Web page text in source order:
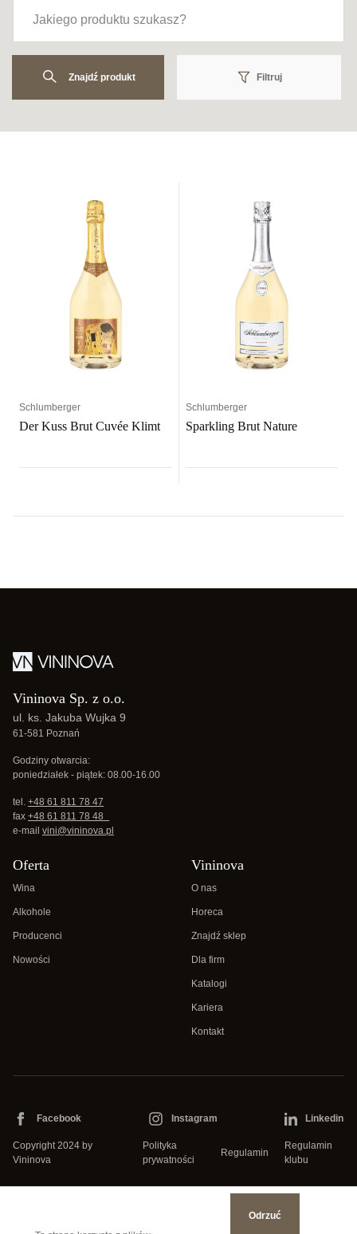
Znajdź produkt Filtruj
Schlumberger
Der Kuss Brut Cuvée Klimt
Schlumberger
Sparkling Brut Nature
Vininova Sp. z o.o.
ul. ks. Jakuba Wujka 9
61-581 Poznań
Godziny otwarcia:
poniedziałek - piątek: 08.00-16.00
tel. +48 61 811 78 47
fax +48 61 811 78 48
e-mail vini@vininova.pl
Oferta
Wina
Alkohole
Producenci
Nowości
Vininova
O nas
Horeca
Znajdź sklep
Dla firm
Katalogi
Kariera
Kontakt
Copyright 2024 by
Vininova
Polityka
prywatności
Regulamin
Regulamin
klubu
Facebook Instagram Linkedin
Odrzuć